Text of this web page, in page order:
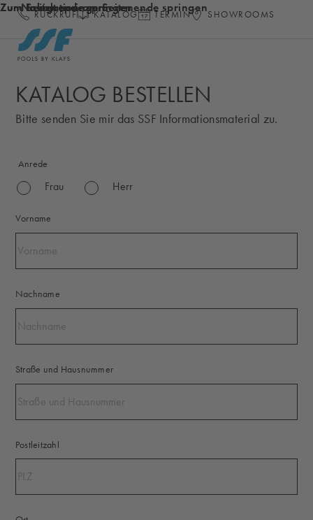
Zum Inhalt springen
Zum Seitenende springen
Zur Navigation am Seitenende springen
RÜCKRUF KATALOG TERMIN SHOWROOMS
KATALOG BESTELLEN
Bitte senden Sie mir das SSF Informationsmaterial zu.
Anrede
Frau Herr
Vorname
Nachname
Straße und Hausnummer
Postleitzahl